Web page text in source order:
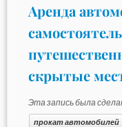
Аренда
скрытые
Эта запись была
прокат автомобилей